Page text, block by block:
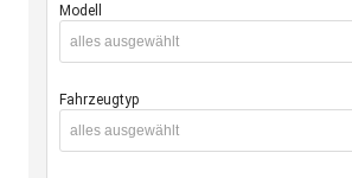
Modell
alles ausgewählt
Fahrzeugtyp
alles ausgewählt